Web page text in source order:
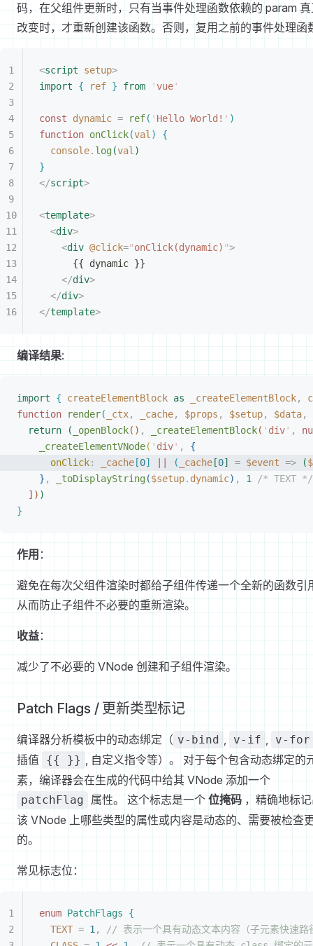
码，在父组件更新时，只有当事件处理函数依赖的 param
改变时，才重新创建该函数。否则，复用之前的事件处理函
<script setup>
import
{ ref } from 'vue'
const dynamic = ref( ' Hello World! ' )
function onClick(val )
{
console. log(val )
}
</script>
<template>
<div>
<div @click="onClick(dynamic) ">
{{ dynamic }}
</div>
</div>
</template>
编译结果:
import { createElementBlock as _createElementBlock,
function render( _ctx, _cache, $props , $setup, $data,
return
( _openBlock( ) , _createElementBlock( ' div' ,
_createElementVNode( ' div' ,
{
onClick: _cache [0] ( _cache [0] = $event => (
} , _toDisplayString($setup. dynamic) , 1
/* TEXT */
] ) )
}
作用 ：
避免在每次父组件渲染时都给子组件传递一个全新的函数引
从而防止子组件不必要的重新渲染。
收益：
减少了不必要的 VNode 创建和子组件渲染。
Patch Flags / 更新类型标记
编译器分析模板中的动态绑定（ v-bind , v-if , v-for
插值 {{ }} , 自定义指令等）。 对于每个包含动态绑定的
素，编译器会在生成的代码中给其 VNode 添加一个
patchFlag 属性。 这个标志是一个 位掩码 ，精确地标
该 VNode 上哪些类型的属性或内容是动态的、需要被检查
的。
常见标志位：
enum PatchFlags
{
TEXT = 1 ,
// 表示一个具有动态文本内容（子元素快速路